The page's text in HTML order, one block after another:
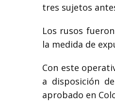
tres sujetos
Los rusos
la medida de
Con este
a disposición
aprobado en